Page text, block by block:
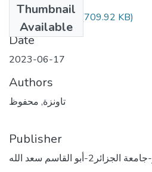
Thumbnail
Available
سياسة المسح.pdf (709.92 KB)
Date
2023-06-17
Authors
تاونزة, محفوظ
Publisher